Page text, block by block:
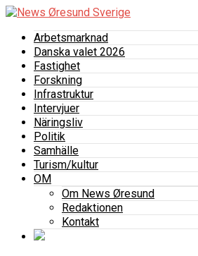
Arbetsmarknad
Danska valet 2026
Fastighet
Forskning
Infrastruktur
Intervjuer
Näringsliv
Politik
Samhälle
Turism/kultur
OM
Om News Øresund
Redaktionen
Kontakt